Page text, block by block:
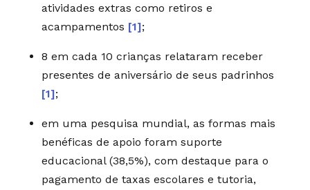
atividades extras como retiros e
acampamentos [1];
8 em cada 10 crianças relataram receber
presentes de aniversário de seus padrinhos
[1];
em uma pesquisa mundial, as formas mais
benéficas de apoio foram suporte
educacional (38,5%), com destaque para o
pagamento de taxas escolares e tutoria,